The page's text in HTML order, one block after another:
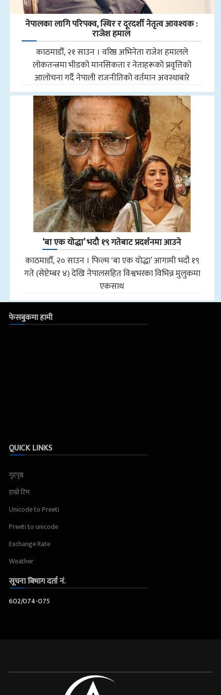
नेपालका लागि परिपक्व, स्थिर र दूरदर्शी नेतृत्व आवश्यक :
राजेश हमाल
काठमाडौँ, २१ साउन । वरिष्ठ अभिनेता राजेश हमालले
लोकतन्त्रमा भीडको मानसिकता र नेताहरूको प्रवृत्तिको
आलोचना गर्दै नेपाली राजनीतिको वर्तमान अवस्थाबारे
‘बा एक योद्धा’ भदौ १९ गतेबाट प्रदर्शनमा आउने
काठमाडौँ, २० साउन । फिल्म ‘बा एक योद्धा’ आगामी भदौ १९
गते (सेप्टेम्बर ४) देखि नेपालसहित विश्वभरका विभिन्न मुलुकमा
एकसाथ
फेसबुकमा हामी
QUICK LINKS
गृहपृष्ठ
हाम्रो टिम
Unicode to Preeti
Preeti to unicode
Exchange Rate
Weather
सूचना बिभाग दर्ता नं.
602/074-075